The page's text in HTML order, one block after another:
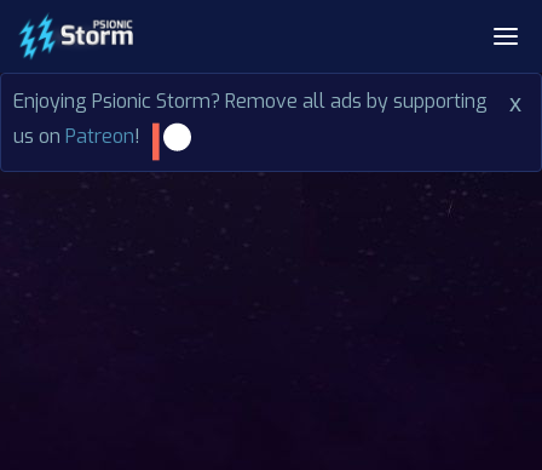
x
Enjoying Psionic Storm? Remove all ads by supporting
us on Patreon!